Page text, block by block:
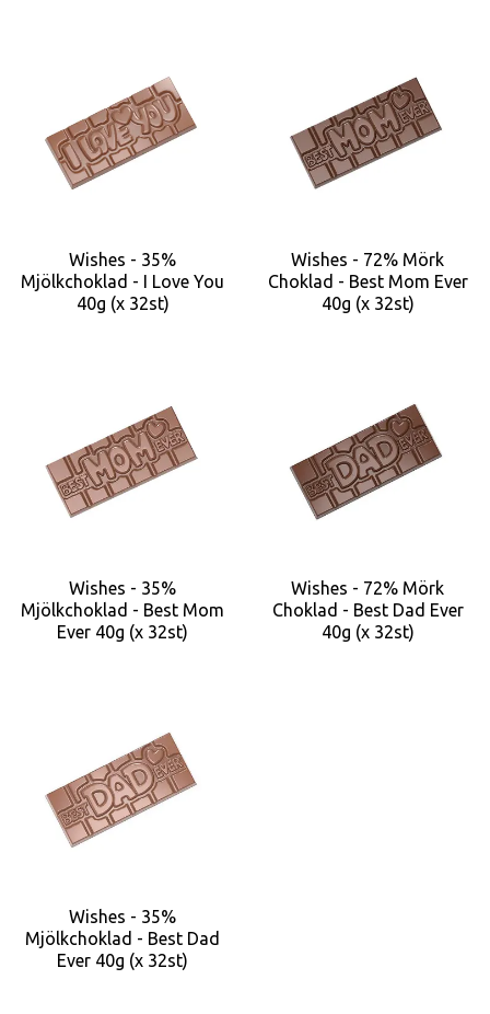
Wishes - 35%
Mjölkchoklad - I Love You
40g (x 32st)
Wishes - 72% Mörk
Choklad - Best Mom Ever
40g (x 32st)
Wishes - 35%
Mjölkchoklad - Best Mom
Ever 40g (x 32st)
Wishes - 72% Mörk
Choklad - Best Dad Ever
40g (x 32st)
Wishes - 35%
Mjölkchoklad - Best Dad
Ever 40g (x 32st)